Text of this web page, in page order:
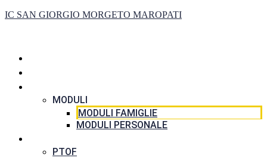
IC SAN GIORGIO MORGETO MAROPATI
MODULI
MODULI FAMIGLIE
MODULI PERSONALE
PTOF